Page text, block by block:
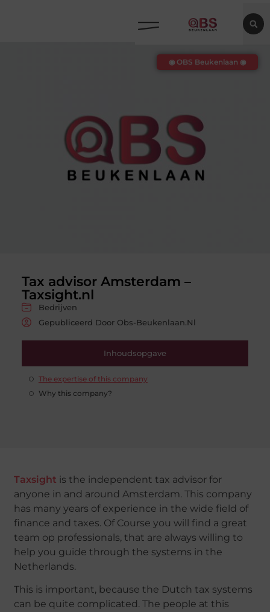
Tax advisor Amsterdam –
Taxsight.nl
Bedrijven
Gepubliceerd Door Obs-Beukenlaan.nl
Inhoudsopgave
The expertise of this company
Why this company?
◉ OBS Beukenlaan ◉
Taxsight is the independent tax advisor for
anyone in and around Amsterdam. This company
has many years of experience in the wide field of
finance and taxes. Of Course you will find a great
team op professionals, that are always willing to
help you guide through the systems in the
Netherlands.
This is important, because the Dutch tax systems
can be quite complicated. The people at this